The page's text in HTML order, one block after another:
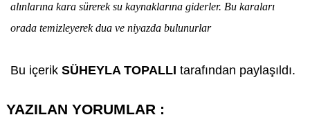
alınlarına kara sürerek su kaynaklarına giderler. Bu karaları
orada temizleyerek dua ve niyazda bulunurlar
Bu içerik SÜHEYLA TOPALLI tarafından paylaşıldı.
YAZILAN YORUMLAR :